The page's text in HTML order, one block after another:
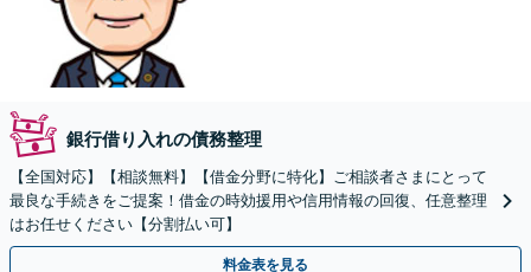
銀行借り入れの債務整理
【全国対応】【相談無料】【借金分野に特化】ご相談者さまにとって
最良な手続きをご提案！借金の時効援用や信用情報の回復、任意整理
はお任せください【分割払い可】
料金表を見る